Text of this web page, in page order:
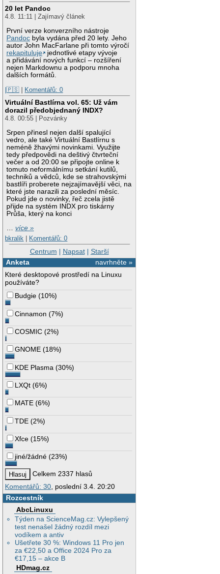
20 let Pandoc
4.8. 11:11 | Zajímavý článek
První verze konverzního nástroje
Pandoc byla vydána před 20 lety. Jeho
autor John MacFarlane při tomto výročí
rekapituluje
jednotlivé etapy vývoje
a přidávání nových funkcí – rozšíření
nejen Markdownu a podporu mnoha
dalších formátů.
|🇵🇸 | Komentářů: 0
Virtuální Bastlírna vol. 65: Už vám
dorazil předobjednaný INDX?
4.8. 00:55 | Pozvánky
Srpen přinesl nejen další spalující
vedro, ale také Virtuální Bastlírnu s
neméně žhavými novinkami. Využijte
tedy předpovědi na deštivý čtvrteční
večer a od 20:00 se připojte online k
tomuto neformálnímu setkání kutilů,
techniků a vědců, kde se strahovskými
bastlíři proberete nejzajímavější věci, na
které jste narazili za poslední měsíc.
Pokud jde o novinky, řeč zcela jistě
přijde na systém INDX pro tiskárny
Průša, který na konci
…více »
bkralik
Komentářů: 0
Centrum | Napsat| Starší
navrhněte »
Anketa
Které desktopové prostředí na Linuxu
používáte?
Budgie (10%)
Cinnamon (7%)
COSMIC (2%)
GNOME (18%)
KDE Plasma (30%)
LXQt (6%)
MATE (6%)
TDE (2%)
Xfce (15%)
jiné/žádné (23%)
Celkem 2337 hlasů
Komentářů: 30 , poslední 3.4. 20:20
Rozcestník
AbcLinuxu
Týden na ScienceMag.cz: Vylepšený
test nenašel žádný rozdíl mezi
vodíkem a antiv
Ušetřete 30 %: Windows 11 Pro jen
za €22,50 a Office 2024 Pro za
€17,15 – akce B
HDmag.cz